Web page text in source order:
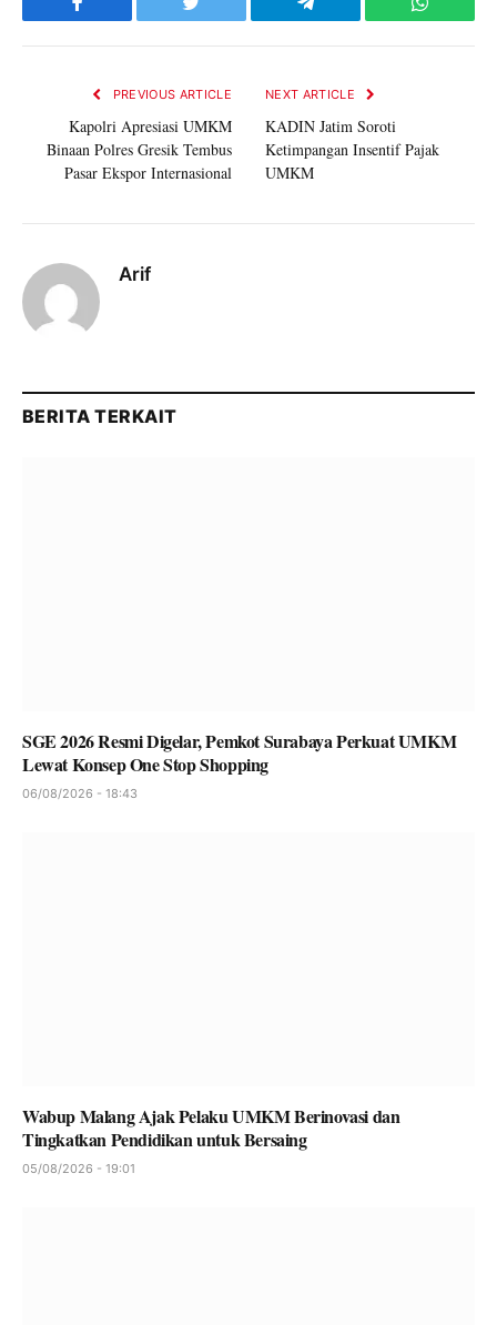
Facebook Twitter Telegram
PREVIOUS ARTICLE
Kapolri Apresiasi UMKM
Binaan Polres Gresik Tembus
Pasar Ekspor Internasional
NEXT ARTICLE
KADIN Jatim Soroti
Ketimpangan Insentif Pajak
UMKM
Arif
BERITA TERKAIT
SGE 2026 Resmi Digelar, Pemkot Surabaya Perkuat UMKM
Lewat Konsep One Stop Shopping
06/08/2026 - 18:43
Wabup Malang Ajak Pelaku UMKM Berinovasi dan
Tingkatkan Pendidikan untuk Bersaing
05/08/2026 - 19:01